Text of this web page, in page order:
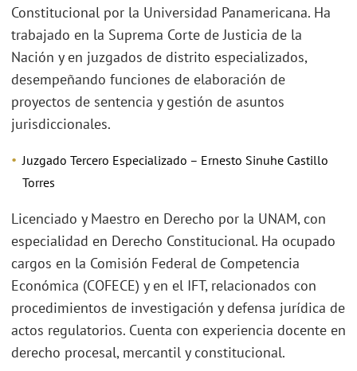
Constitucional por la Universidad Panamericana. Ha
trabajado en la Suprema Corte de Justicia de la
Nación y en juzgados de distrito especializados,
desempeñando funciones de elaboración de
proyectos de sentencia y gestión de asuntos
jurisdiccionales.
Juzgado Tercero Especializado – Ernesto Sinuhe Castillo
Torres
Licenciado y Maestro en Derecho por la UNAM, con
especialidad en Derecho Constitucional. Ha ocupado
cargos en la Comisión Federal de Competencia
Económica (COFECE) y en el IFT, relacionados con
procedimientos de investigación y defensa jurídica de
actos regulatorios. Cuenta con experiencia docente en
derecho procesal, mercantil y constitucional.